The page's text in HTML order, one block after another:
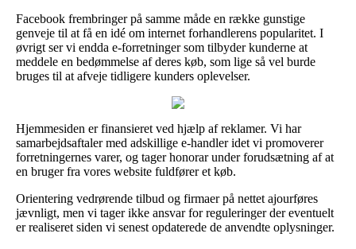
Facebook frembringer på samme måde en række gunstige
genveje til at få en idé om internet forhandlerens popularitet. I
øvrigt ser vi endda e-forretninger som tilbyder kunderne at
meddele en bedømmelse af deres køb, som lige så vel burde
bruges til at afveje tidligere kunders oplevelser.
Hjemmesiden er finansieret ved hjælp af reklamer. Vi har
samarbejdsaftaler med adskillige e-handler idet vi promoverer
forretningernes varer, og tager honorar under forudsætning af at
en bruger fra vores website fuldfører et køb.
Orientering vedrørende tilbud og firmaer på nettet ajourføres
jævnligt, men vi tager ikke ansvar for reguleringer der eventuelt
er realiseret siden vi senest opdaterede de anvendte oplysninger.